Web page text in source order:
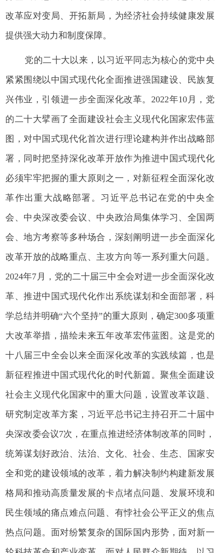
改革应对变局、开拓新局，为经济社会持续健康发展
提供强大动力和制度保障。
党的二十大以来，以习近平同志为核心的党中央
紧紧围绕以中国式现代化全面推进强国建设、民族复
兴伟业，引领进一步全面深化改革。2022年10月，党
的二十大擘画了全面建设社会主义现代化国家宏伟蓝
图，对中国式现代化首次进行理论建构并作出战略部
署，同时把坚持深化改革开放作为推进中国式现代化
必须牢牢把握的重大原则之一，对新征程全面深化改
革作出重大战略部署。习近平总书记在党的中央全
会、中央深改委会议、中央政治局集体学习、全国两
会、地方考察等多种场合，深刻阐明进一步全面深化
改革开放的战略重点、主攻方向等一系列重大问题。
2024年7月，党的二十届三中全会对进一步全面深化改
革、推进中国式现代化作出系统谋划和全面部署，科
学总结并明确“六个坚持”的重大原则，确定300多项重
大改革举措，描绘未来五年改革宏伟蓝图。这是党的
十八届三中全会以来全面深化改革的实践续篇，也是
新征程推进中国式现代化的时代新篇。聚焦全面建设
社会主义现代化国家中的重大问题，设置改革议题、
研究制定改革方案，习近平总书记主持召开二十届中
央深改委会议7次，在重点推进经济体制改革的同时，
统筹谋划好政治、法治、文化、社会、生态、国家安
全和党的建设领域的改革，着力解决制约构建新发展
格局和推动高质量发展的卡点堵点问题、发展环境和
民生领域的痛点难点问题、有悖社会公平正义的焦点
热点问题。面对纷繁复杂的国际国内形势，面对新一